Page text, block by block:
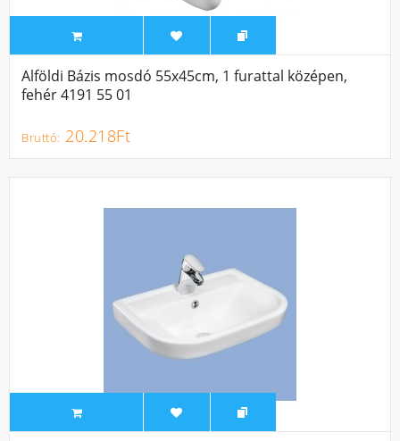
Alföldi Bázis mosdó 55x45cm, 1 furattal középen,
fehér 4191 55 01
20.218Ft